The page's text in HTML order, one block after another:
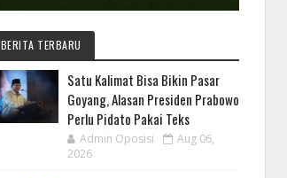
BERITA TERBARU
Satu Kalimat Bisa Bikin Pasar
Goyang, Alasan Presiden Prabowo
Perlu Pidato Pakai Teks
Admin Oposisi
Aug 06,
2026